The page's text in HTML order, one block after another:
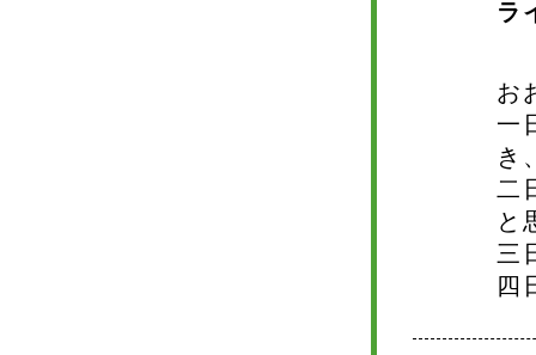
ラ
お
一
き
二
と
三
四